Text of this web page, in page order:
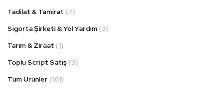
Tadilat & Tamirat (7)
Sigorta Şirketi & Yol Yardım (3)
Tarım & Ziraat (1)
Toplu Script Satış (3)
Tüm Ürünler (161)